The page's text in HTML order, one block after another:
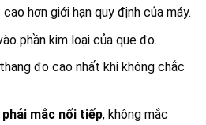
hơn giới hạn quy định của máy.
phần kim loại của que đo.
đo cao nhất khi không chắc
phải mắc nối tiếp, không mắc